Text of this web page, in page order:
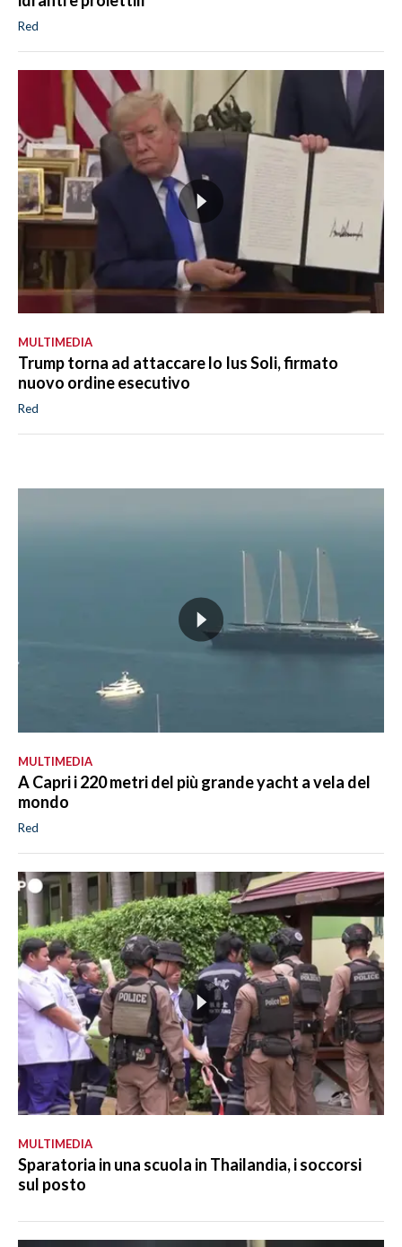
Red
MULTIMEDIA
Trump torna ad attaccare lo Ius Soli, firmato
nuovo ordine esecutivo
Red
MULTIMEDIA
A Capri i 220 metri del più grande yacht a vela del
mondo
Red
MULTIMEDIA
Sparatoria in una scuola in Thailandia, i soccorsi
sul posto